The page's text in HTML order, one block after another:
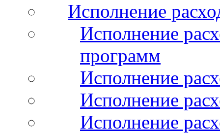
Исполнение
Исполнение
программ
Исполнение
Исполнение
Исполнение